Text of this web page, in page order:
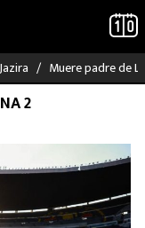
Muere padre de
2